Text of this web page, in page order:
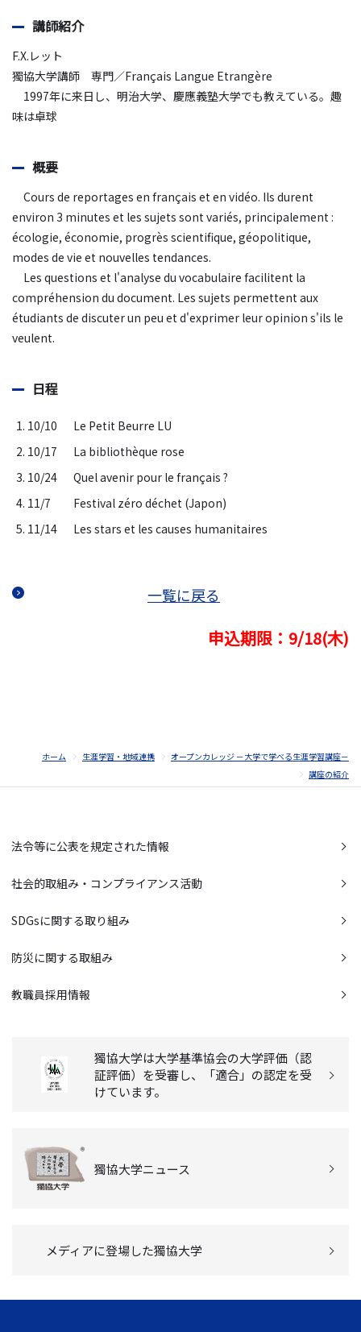
講師紹介
F.X.レット
獨協大学講師 専門／Français Langue Etrangère
1997年に来日し、明治大学、慶應義塾大学でも教えている。趣
味は卓球
概要
Cours de reportages en français et en vidéo. Ils durent
environ 3 minutes et les sujets sont variés, principalement :
écologie, économie, progrès scientifique, géopolitique,
modes de vie et nouvelles tendances.
Les questions et l'analyse du vocabulaire facilitent la
compréhension du document. Les sujets permettent aux
étudiants de discuter un peu et d'exprimer leur opinion s'ils le
veulent.
日程
1. 10/10
Le Petit Beurre LU
2. 10/17
La bibliothèque rose
3. 10/24
Quel avenir pour le français ?
4. 11/7
Festival zéro déchet (Japon)
5. 11/14
Les stars et les causes humanitaires
一覧に戻る
申込期限：9/18(木)
ホーム 生涯学習・地域連携
オープンカレッジ －大学で学べる生涯学習講座－
講座の紹介
法令等に公表を規定された情報
社会的取組み・コンプライアンス活動
SDGsに関する取り組み
防災に関する取組み
教職員採用情報
獨協大学は大学基準協会の大学評価（認
証評価）を受審し、「適合」の認定を受
けています。
獨協大学ニュース
メディアに登場した獨協大学